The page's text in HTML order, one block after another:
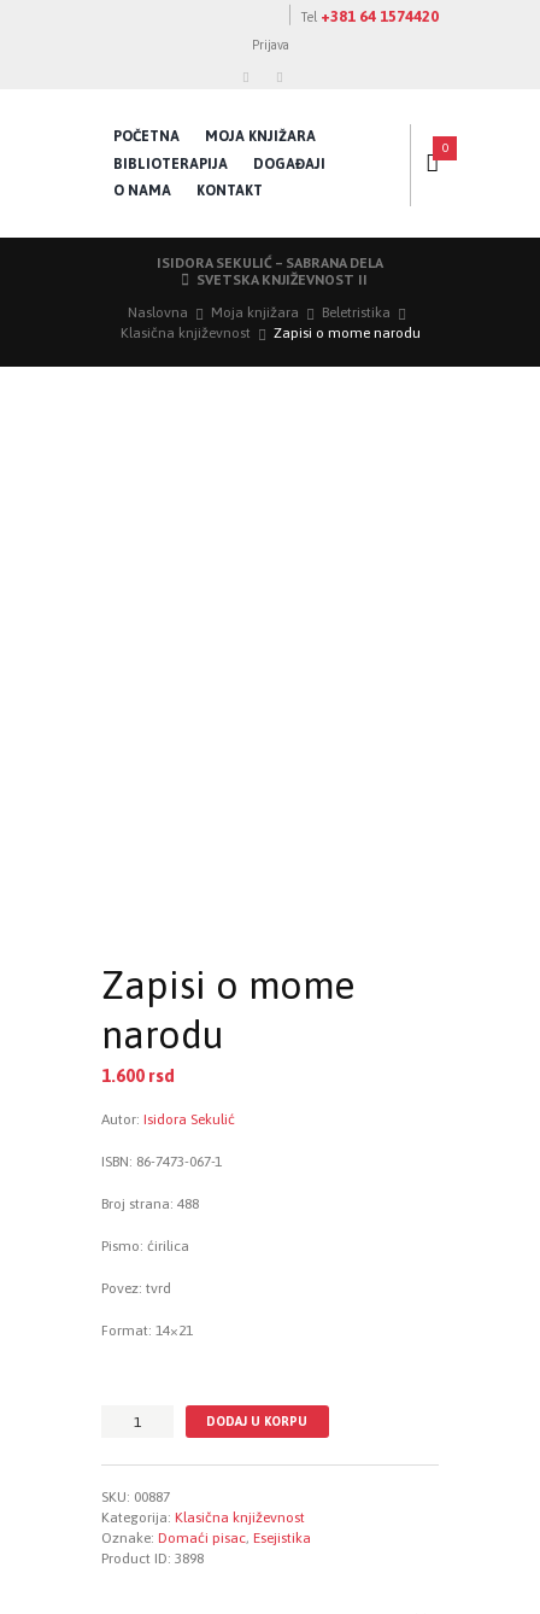
Tel +381 64 1574420
Prijava
POČETNA
MOJA KNJIŽARA
BIBLIOTERAPIJA
DOGAĐAJI
O NAMA
KONTAKT
0
ISIDORA SEKULIĆ – SABRANA DELA
SVETSKA KNJIŽEVNOST II
Naslovna Moja knjižara
Beletristika
Klasična književnost
Zapisi o mome narodu
Zapisi o mome
narodu
1.600 rsd
Autor: Isidora Sekulić
ISBN: 86-7473-067-1
Broj strana: 488
Pismo: ćirilica
Povez: tvrd
Format: 14×21
Zapisi
količina
DODAJ U KORPU
SKU: 00887
Kategorija: Klasična književnost
Oznake: Domaći pisac, Esejistika
Product ID: 3898